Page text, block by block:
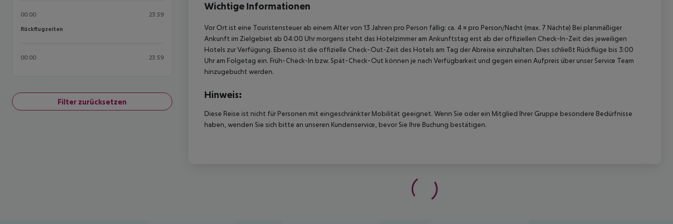
00:00 23:59
Rückflugzeiten
Rückflugzeiten
00:00 23:59
Filter zurücksetzen
Wichtige Informationen
Vor Ort ist eine Touristensteuer ab einem Alter von 13 Jahren pro Person fällig: ca. 4 ¤ pro Person/Nacht (max. 7 Nächte) Bei planmäßiger
Ankunft im Zielgebiet ab 04:00 Uhr morgens steht das Hotelzimmer am Ankunftstag erst ab der offiziellen Check-In-Zeit des jeweiligen
Hotels zur Verfügung. Ebenso ist die offizielle Check-Out-Zeit des Hotels am Tag der Abreise einzuhalten. Dies schließt Rückflüge bis 3:00
Uhr am Folgetag ein. Früh-Check-In bzw. Spät-Check-Out können je nach Verfügbarkeit und gegen einen Aufpreis über unser Service Team
hinzugebucht werden.
Hinweis:
Diese Reise ist nicht für Personen mit eingeschränkter Mobilität geeignet. Wenn Sie oder ein Mitglied Ihrer Gruppe besondere Bedürfnisse
haben, wenden Sie sich bitte an unseren Kundenservice, bevor Sie Ihre Buchung bestätigen.